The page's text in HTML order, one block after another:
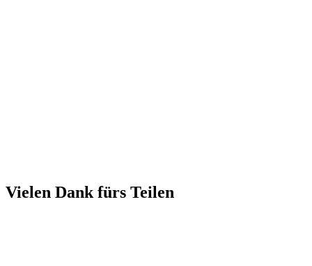
Vielen Dank fürs Teilen